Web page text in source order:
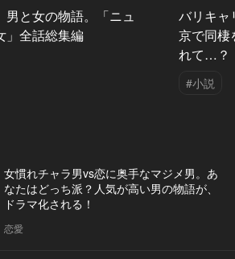
男と女の物語。「ニュ
」全話総集編
バリキャ
京で同棲
れて…？
#小説
女慣れチャラ男vs恋に奥手なマジメ男。あ
なたはどっち派？人気が高い男の物語が、
ドラマ化される！
恋愛